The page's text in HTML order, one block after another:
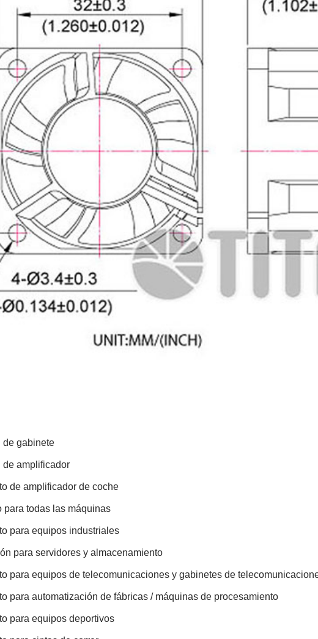
de gabinete
de amplificador
de amplificador de coche
para todas las máquinas
para equipos industriales
para servidores y almacenamiento
para equipos de telecomunicaciones y gabinetes de
para automatización de fábricas / máquinas de procesamiento
para equipos deportivos